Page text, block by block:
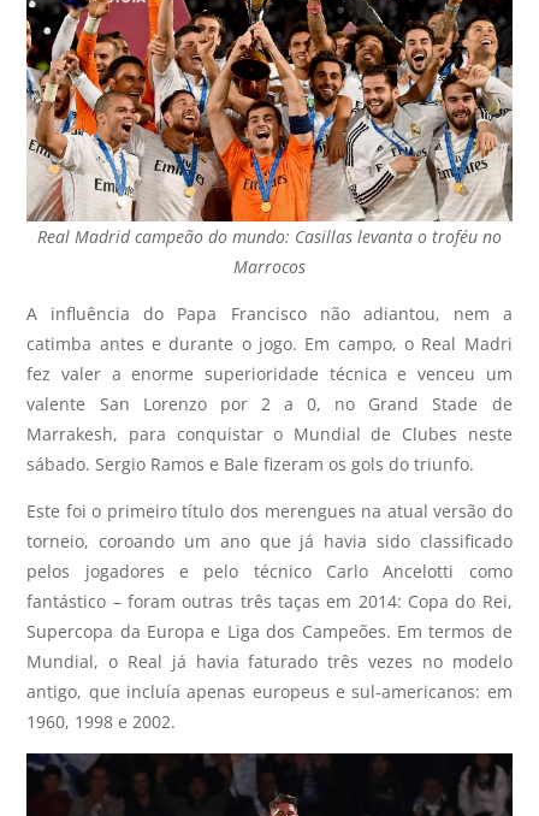
Real Madrid campeão do mundo: Casillas levanta o troféu no
Marrocos
A influência do Papa Francisco não adiantou, nem a
catimba antes e durante o jogo. Em campo, o Real Madri
fez valer a enorme superioridade técnica e venceu um
valente San Lorenzo por 2 a 0, no Grand Stade de
Marrakesh, para conquistar o Mundial de Clubes neste
sábado. Sergio Ramos e Bale fizeram os gols do triunfo.
Este foi o primeiro título dos merengues na atual versão do
torneio, coroando um ano que já havia sido classificado
pelos jogadores e pelo técnico Carlo Ancelotti como
fantástico – foram outras três taças em 2014: Copa do Rei,
Supercopa da Europa e Liga dos Campeões. Em termos de
Mundial, o Real já havia faturado três vezes no modelo
antigo, que incluía apenas europeus e sul-americanos: em
1960, 1998 e 2002.